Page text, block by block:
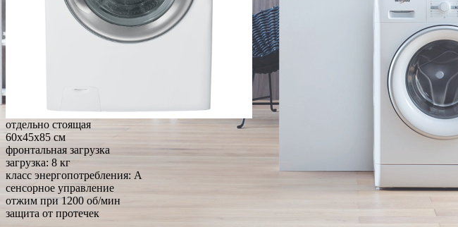
отдельно стоящая
60x45x85 см
фронтальная загрузка
загрузка: 8 кг
класс энергопотребления: A
сенсорное управление
отжим при 1200 об/мин
защита от протечек